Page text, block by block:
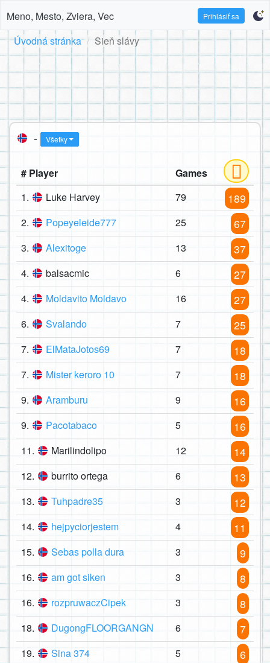
Meno, Mesto, Zviera, Vec Prihlásiť sa
Úvodná stránka Sieň slávy
- Všetky
# Player
Games
1.
Luke Harvey 79 189
2. Popeyeleide777 25 67
3. Alexitoge 13 37
4. balsacmic 6 27
4. Moldavito Moldavo 16 27
6. Svalando 7 25
7. ElMataJotos69 7 18
7. Mister keroro 10 7 18
9. Aramburu 9 16
9. Pacotabaco 5 16
11. Marilindolipo 12 14
12. burrito ortega 6 13
13. Tuhpadre35 3 12
14. hejpyciorjestem 4 11
15. Sebas polla dura 3 9
16. am got siken 3 8
16. rozpruwaczCipek 3 8
18. DugongFLOORGANGN 6 7
19. Sina 374 5 6